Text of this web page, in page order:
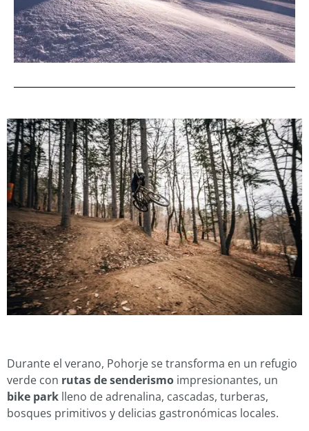
Durante el verano, Pohorje se transforma en un refugio
verde con rutas de senderismo impresionantes, un
bike park lleno de adrenalina, cascadas, turberas,
bosques primitivos y delicias gastronómicas locales.